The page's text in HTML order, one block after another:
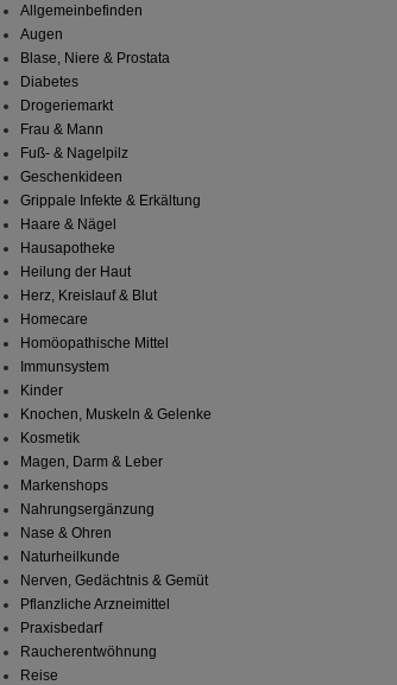
Allgemeinbefinden
Augen
Blase, Niere & Prostata
Diabetes
Drogeriemarkt
Frau & Mann
Fuß- & Nagelpilz
Geschenkideen
Grippale Infekte & Erkältung
Haare & Nägel
Hausapotheke
Heilung der Haut
Herz, Kreislauf & Blut
Homecare
Homöopathische Mittel
Immunsystem
Kinder
Knochen, Muskeln & Gelenke
Kosmetik
Magen, Darm & Leber
Markenshops
Nahrungsergänzung
Nase & Ohren
Naturheilkunde
Nerven, Gedächtnis & Gemüt
Pflanzliche Arzneimittel
Praxisbedarf
Raucherentwöhnung
Reise